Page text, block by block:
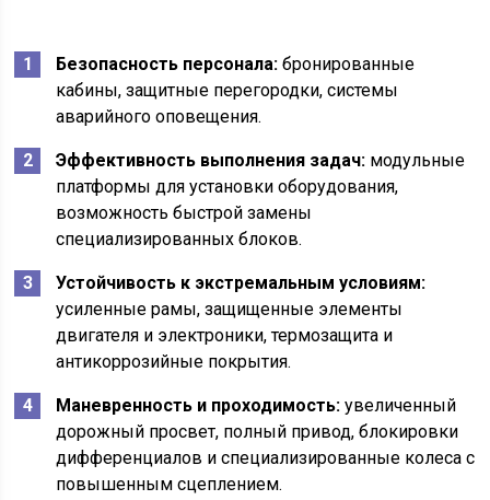
Безопасность персонала: бронированные
кабины, защитные перегородки, системы
аварийного оповещения.
Эффективность выполнения задач: модульные
платформы для установки оборудования,
возможность быстрой замены
специализированных блоков.
Устойчивость к экстремальным условиям:
усиленные рамы, защищенные элементы
двигателя и электроники, термозащита и
антикоррозийные покрытия.
Маневренность и проходимость: увеличенный
дорожный просвет, полный привод, блокировки
дифференциалов и специализированные колеса с
повышенным сцеплением.